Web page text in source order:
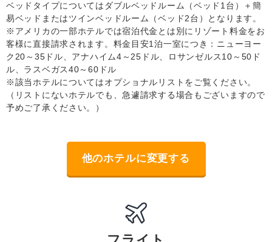
ベッドタイプについてはダブルベッドルーム（ベッド1台）＋簡
易ベッドまたはツインベッドルーム（ベッド2台）となります。
※アメリカの一部ホテルでは宿泊代金とは別にリゾート料金をお
客様に直接請求されます。料金目安1泊一室につき：ニューヨー
ク20～35ドル、アナハイム4～25ドル、ロサンゼルス10～50ド
ル、ラスベガス40～60ドル
※該当ホテルについてはオプショナルリストをご覧ください。
（リストにないホテルでも、急遽請求する場合もございますので
予めご了承ください。）
他のホテルに変更する